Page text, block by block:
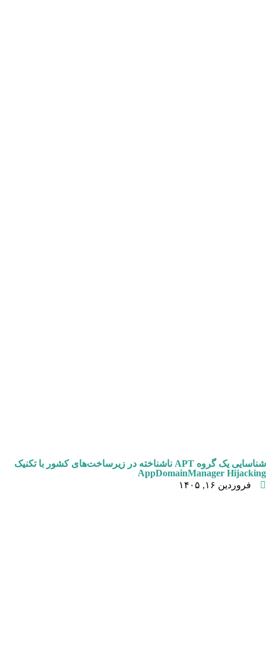
شناسایی یک گروه APT ناشناخته در زیرساخت‌های کشور با تکنیک
AppDomainManager Hijacking
فروردین ۱۶, ۱۴۰۵